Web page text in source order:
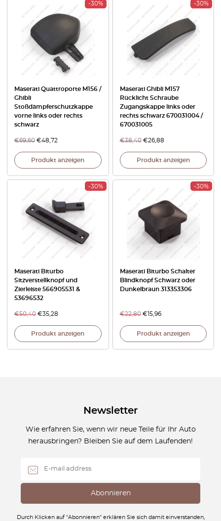
-30%
Maserati Quattroporte M156 /
Ghibli
Stoßdämpferschutzkappe
vorne links oder rechts
schwarz
€69,60 €48,72
Produkt anzeigen
-30%
Maserati Ghibli M157
Rücklicht Schraube
Zugangskappe links oder
rechts schwarz 670031004 /
670031005
€38,40 €26,88
Produkt anzeigen
-30%
Maserati Biturbo
Sitzverstellknopf und
Zierleiste 566905531 &
53696532
€50,40 €35,28
Produkt anzeigen
-30%
Maserati Biturbo Schalter
Blindknopf Schwarz oder
Dunkelbraun 313353306
€22,80 €15,96
Produkt anzeigen
Newsletter
Wie erfahren Sie, wenn wir neue Teile für Ihr Auto
herausbringen? Bleiben Sie auf dem Laufenden!
Durch Klicken auf "Abonnieren" erklären Sie sich damit einverstanden,